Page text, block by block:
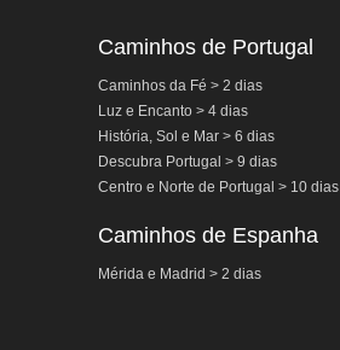
Caminhos de Portugal
Caminhos da Fé > 2 dias
Luz e Encanto > 4 dias
História, Sol e Mar > 6 dias
Descubra Portugal > 9 dias
Centro e Norte de Portugal > 10 dias
Caminhos de Espanha
Mérida e Madrid > 2 dias